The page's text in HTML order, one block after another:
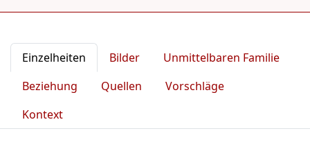
Einzelheiten Bilder
Unmittelbaren Familie
Beziehung
Quellen
Vorschläge
Kontext